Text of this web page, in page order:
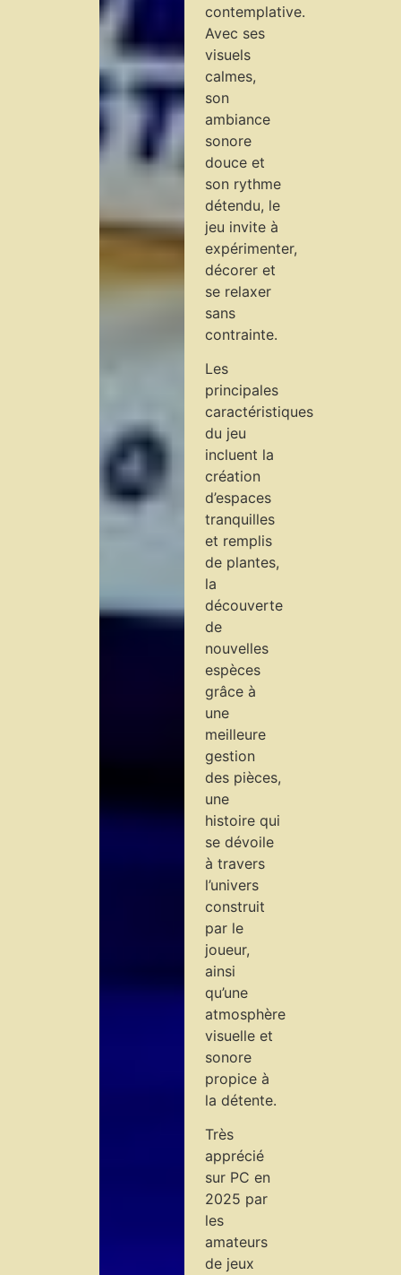
contemplative.
Avec ses
visuels
calmes,
son
ambiance
sonore
douce et
son rythme
détendu, le
jeu invite à
expérimenter,
décorer et
se relaxer
sans
contrainte.
Les
principales
caractéristiques
du jeu
incluent la
création
d’espaces
tranquilles
et remplis
de plantes,
la
découverte
de
nouvelles
espèces
grâce à
une
meilleure
gestion
des pièces,
une
histoire qui
se dévoile
à travers
l’univers
construit
par le
joueur,
ainsi
qu’une
atmosphère
visuelle et
sonore
propice à
la détente.
Très
apprécié
sur PC en
2025 par
les
amateurs
de jeux